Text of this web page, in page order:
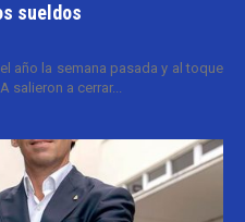
sueldos
año la semana pasada y al toque
salieron a cerrar...